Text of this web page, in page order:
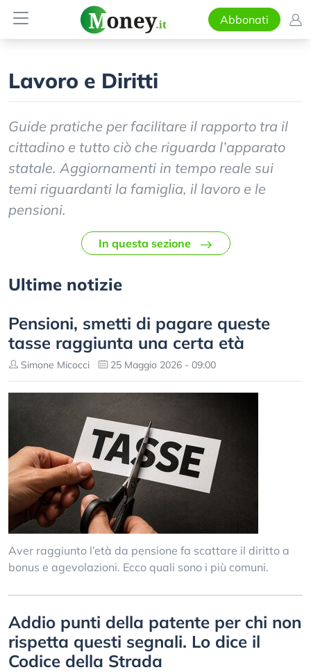
Abbonati
Lavoro e Diritti
Guide pratiche per facilitare il rapporto tra il
cittadino e tutto ciò che riguarda l’apparato
statale. Aggiornamenti in tempo reale sui
temi riguardanti la famiglia, il lavoro e le
pensioni.
In questa sezione
Ultime notizie
Pensioni, smetti di pagare queste
tasse raggiunta una certa età
Simone Micocci 25 Maggio 2026 - 09:00
Aver raggiunto l’età da pensione fa scattare il diritto a
bonus e agevolazioni. Ecco quali sono i più comuni.
Addio punti della patente per chi non
rispetta questi segnali. Lo dice il
Codice della Strada